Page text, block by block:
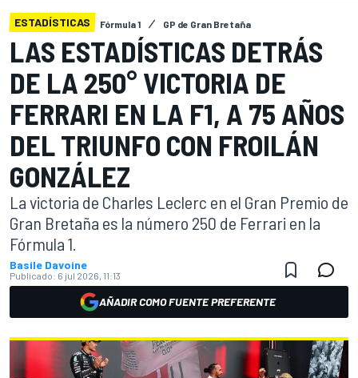
ESTADÍSTICAS Fórmula 1 GP de Gran Bretaña
LAS ESTADÍSTICAS DETRÁS
DE LA 250° VICTORIA DE
FERRARI EN LA F1, A 75 AÑOS
DEL TRIUNFO CON FROILÁN
GONZÁLEZ
La victoria de Charles Leclerc en el Gran Premio de
Gran Bretaña es la número 250 de Ferrari en la
Fórmula 1.
Basile Davoine
Publicado: 6 jul 2026, 11:13
AÑADIR COMO FUENTE PREFERENTE